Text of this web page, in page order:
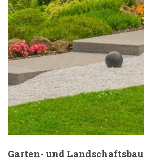
Garten- und Landschaftsbau